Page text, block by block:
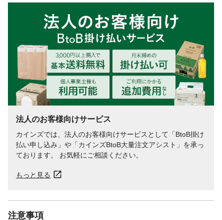
法人のお客様向けサービス
カインズでは、法人のお客様向けサービスとして「BtoB掛け
払い申し込み」や「カインズBtoB大量注文アシスト」を承っ
ております。 お気軽にご相談ください。
もっと見る
注意事項